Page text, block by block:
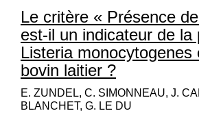
Le critère « Présence
est-il un indicateur de la
Listeria monocytogenes
bovin laitier ?
E. ZUNDEL, C. SIMONNEAU, J.
BLANCHET, G. LE DU